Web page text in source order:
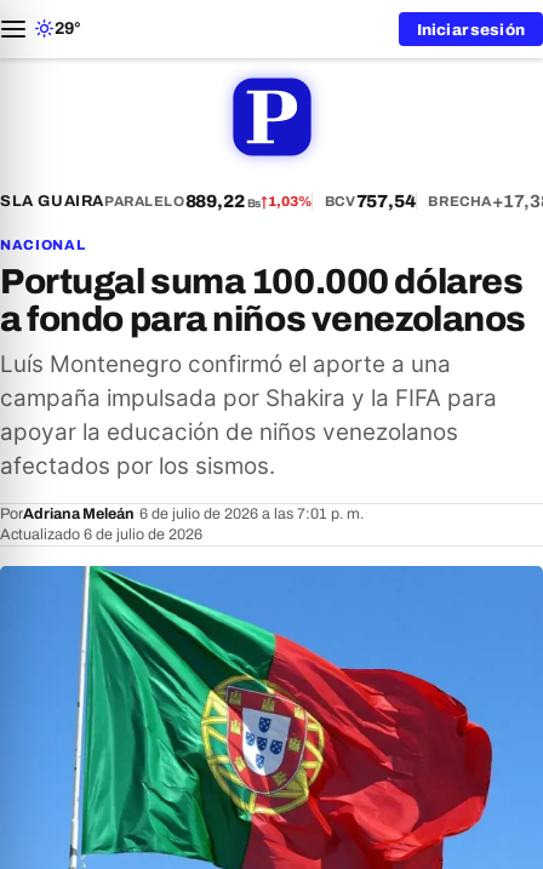
29° Iniciar sesión
LA GUAIRAPARALELO889,22Bs↑1,03% BCV757,54 BRECHA
NACIONAL
Portugal suma 100.000 dólares
a fondo para niños venezolanos
Luís Montenegro confirmó el aporte a una
campaña impulsada por Shakira y la FIFA para
apoyar la educación de niños venezolanos
afectados por los sismos.
PorAdriana Meleán 6 de julio de 2026 a las 7:01 p. m.
Actualizado 6 de julio de 2026